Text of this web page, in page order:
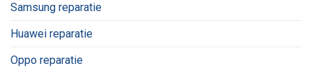
Samsung reparatie
Huawei reparatie
Oppo reparatie